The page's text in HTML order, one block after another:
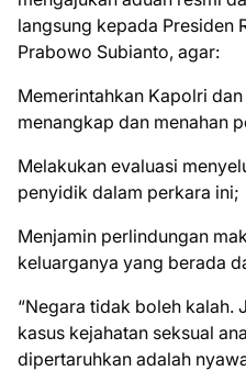
langsung kepada Presiden
Prabowo Subianto, agar:
Memerintahkan Kapolri
menangkap dan menahan
Melakukan evaluasi
penyidik dalam perkara ini;
Menjamin perlindungan
keluarganya yang berada
“Negara tidak boleh kalah.
kasus kejahatan seksual
dipertaruhkan adalah